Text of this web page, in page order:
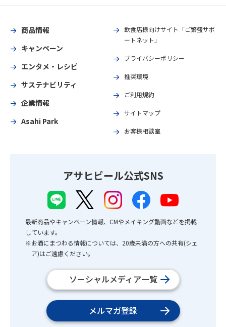
商品情報
キャンペーン
エンタメ・レシピ
サステナビリティ
企業情報
Asahi Park
飲食店様向けサイト「ご繁盛サポ
ートネット」
プライバシーポリシー
推奨環境
ご利用規約
サイトマップ
お客様相談室
アサヒビール公式SNS
最新商品やキャンペーン情報、CMやメイキング動画などを掲載
しています。
※お酒にまつわる情報については、20歳未満の方への共有(シェ
ア)はご遠慮ください。
ソーシャルメディア一覧
メルマガ登録